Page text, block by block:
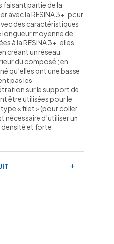
partie de la
avec la RESINA 3+, pour
des caractéristiques
longueur moyenne de
à la RESINA 3+, elles
créant un réseau
du composé ; en
qu’elles ont une basse
pas les
sur le support de
être utilisées pour le
« filet » (pour coller
nécessaire d’utiliser un
densité et forte